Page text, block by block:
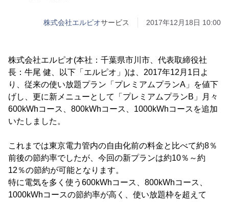
株式会社エルピオサービス 2017年12月18日 10:00
株式会社エルピオ(本社：千葉県市川市、代表取締役社
長：牛尾 健、以下「エルピオ」)は、2017年12月1日よ
り、従来の使い放題プラン「プレミアムプランA」を値下
げし、更に新メニューとして「プレミアムプランB」月々
600kWhコース、800kWhコース、1000kWhコースを追加
いたしました。
これまでは東京電力管内の自由化前の料金と比べて約8％
前後の節約率でしたが、今回の新プランは約10％～約
12％の節約が可能となります。
特に電気を多く使う600kWhコース、800kWhコース、
1000kWhコースの節約率が高く、使い放題枠を超えて